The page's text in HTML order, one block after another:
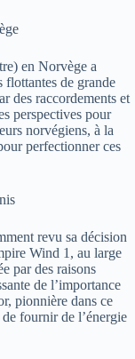
en Norvège a
flottantes de grande
des raccordements et
perspectives pour
norvégiens, à la
perfectionner ces
revu sa décision
Wind 1, au large
par des raisons
de l’importance
pionnière dans ce
fournir de l’énergie